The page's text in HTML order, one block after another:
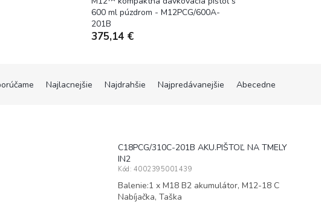
600 ml púzdrom - M12PCG/600A-
201B
375,14 €
Najlacnejšie Najdrahšie Najpredávanejšie Abecedne
C18PCG/310C-201B AKU.PIŠTOĽ NA TMELY
IN2
Kód: 4002395001439
Balenie:1 x M18 B2 akumulátor, M12-18 C
Nabíjačka, Taška